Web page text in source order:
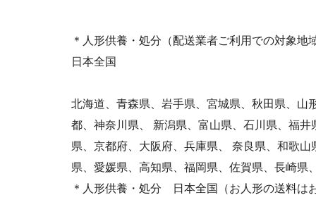
・第1回人形供養祭(平成19年11月20日)
＊人形供養・処分（配送業者ご利用での対象地
日本全国
北海道、青森県、岩手県、宮城県、秋田県、山
都、神奈川県、 新潟県、富山県、石川県、福
県、京都府、大阪府、兵庫県、 奈良県、和歌
県、愛媛県、高知県、福岡県、佐賀県、長崎県
＊人形供養・処分 日本全国（お人形の送料は